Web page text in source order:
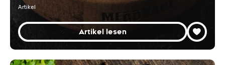
Artikel
Artikel lesen